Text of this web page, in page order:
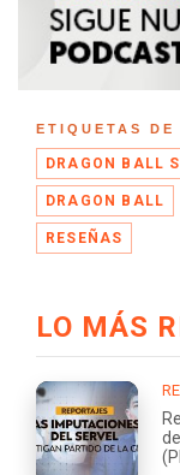
ETIQUETAS DE
DRAGON BALL
DRAGON BALL
RESEÑAS
LO MÁS